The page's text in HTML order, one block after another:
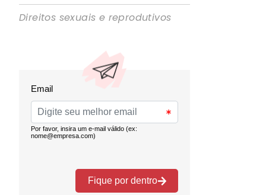
Direitos sexuais e reprodutivos